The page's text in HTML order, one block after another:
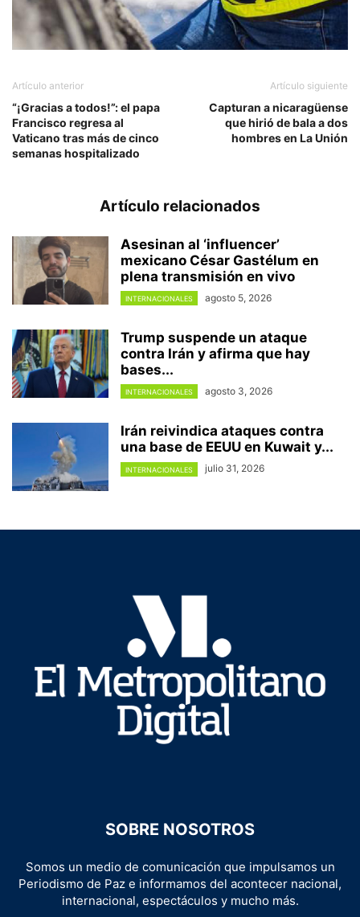
Artículo anterior
“¡Gracias a todos!”: el papa
Francisco regresa al
Vaticano tras más de cinco
semanas hospitalizado
Artículo siguiente
Capturan a nicaragüense
que hirió de bala a dos
hombres en La Unión
Artículo relacionados
Asesinan al ‘influencer’
mexicano César Gastélum en
plena transmisión en vivo
INTERNACIONALES agosto 5, 2026
Trump suspende un ataque
contra Irán y afirma que hay
bases...
INTERNACIONALES agosto 3, 2026
Irán reivindica ataques contra
una base de EEUU en Kuwait y...
INTERNACIONALES julio 31, 2026
SOBRE NOSOTROS
Somos un medio de comunicación que impulsamos un
Periodismo de Paz e informamos del acontecer nacional,
internacional, espectáculos y mucho más.